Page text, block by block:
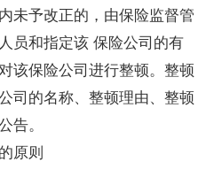
未予改正的，由保险监督管
人员和指定该 保险公司的有
该保险公司进行整顿。整顿
司的名称、整顿理由、整顿
。
原则